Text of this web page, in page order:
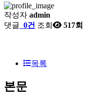
작성자 admin
댓글 0건 조회 517회
목록
본문